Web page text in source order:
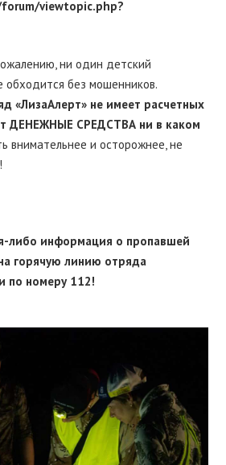
viewtopic.php?
ни один детский
обходится без мошенников.
«ЛизаАлерт» не имеет расчетных
ДЕНЕЖНЫЕ СРЕДСТВА ни в каком
внимательнее и осторожнее, не
либо информация о пропавшей
горячую линию отряда
по номеру 112!